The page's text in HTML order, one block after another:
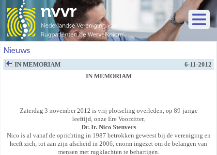
Nieuws
IN MEMORIAM
6-11-2012
IN MEMORIAM
Zaterdag 3 november 2012 is vrij plotseling overleden, op 89-jarige
leeftijd, onze Ere Voorzitter,
Dr. Ir. Nico Stenvers
Nico is al vanaf de oprichting in 1987 betrokken geweest bij de vereniging en
heeft zich, tot aan zijn afscheid in 2006, enorm ingezet om de belangen van
mensen met rugklachten te behartigen.